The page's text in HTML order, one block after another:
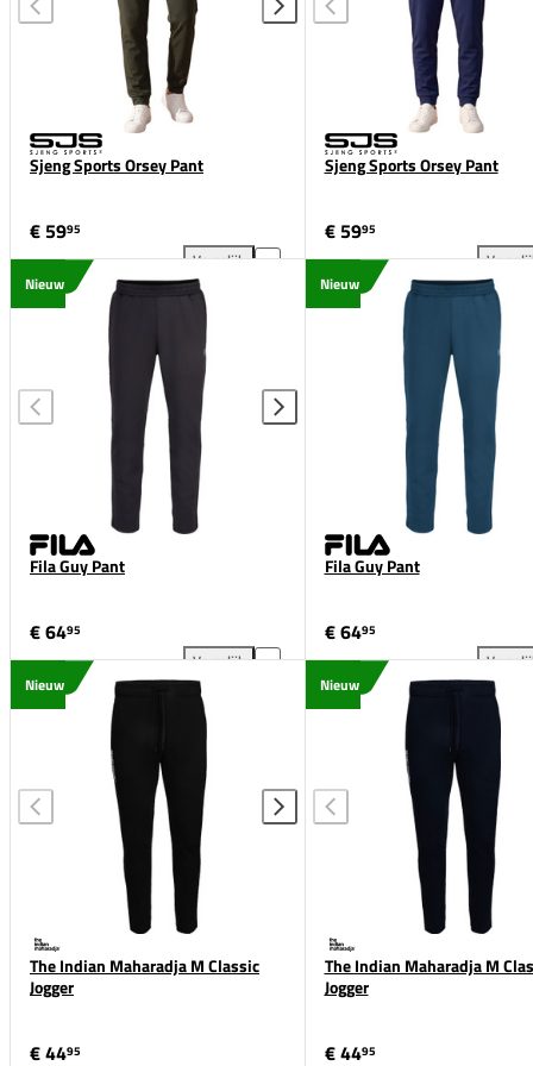
Sjeng Sports Orsey Pant
€ 5995
Vergelijk
Sjeng Sports Orsey Pant toevoegen aan vergelijking
Sjeng Sports Orsey Pant
€ 5995
Nieuw
Fila Guy Pant
€ 6495
Vergelijk
Fila Guy Pant toevoegen aan vergelijking
Nieuw
Fila Guy Pant
€ 6495
Nieuw
The Indian Maharadja M Classic
Jogger
€ 4495
Nieuw
The Indian Maharadja M
Jogger
€ 4495